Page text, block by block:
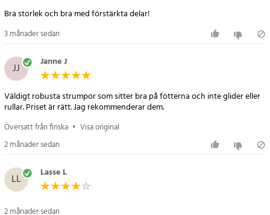
Bra storlek och bra med förstärkta delar!
3 månader sedan
JJ Janne J
Väldigt robusta strumpor som sitter bra på fötterna och inte glider eller
rullar. Priset är rätt. Jag rekommenderar dem.
Översatt från finska • Visa original
2 månader sedan
LL Lasse L
2 månader sedan